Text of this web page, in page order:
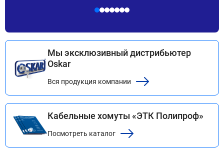
Мы эксклюзивный дистрибьютер
Oskar
Вся продукция компании
Кабельные хомуты «ЭТК Полипроф»
Посмотреть каталог